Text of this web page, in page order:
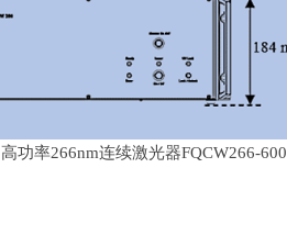
高功率266nm连续激光器FQCW266-600